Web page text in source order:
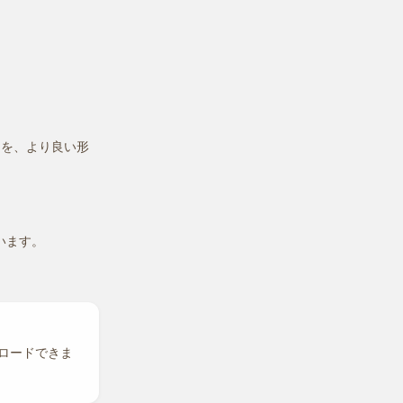
、より良い形
す。
ードできま